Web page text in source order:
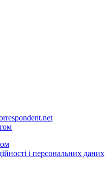
і персональних даних